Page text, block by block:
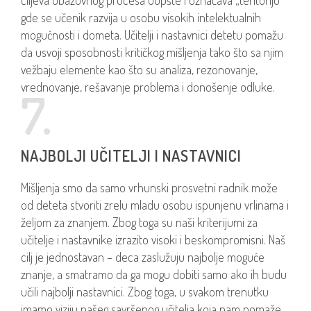
gde se učenik razvija u osobu visokih intelektualnih
mogućnosti i dometa. Učitelji i nastavnici detetu pomažu
da usvoji sposobnosti kritičkog mišljenja tako što sa njim
vežbaju elemente kao što su analiza, rezonovanje,
vrednovanje, rešavanje problema i donošenje odluke.
7.
NAJBOLJI UČITELJI I NASTAVNICI
Mišljenja smo da samo vrhunski prosvetni radnik može
od deteta stvoriti zrelu mladu osobu ispunjenu vrlinama i
željom za znanjem. Zbog toga su naši kriterijumi za
učitelje i nastavnike izrazito visoki i beskompromisni. Naš
cilj je jednostavan – deca zaslužuju najbolje moguće
znanje, a smatramo da ga mogu dobiti samo ako ih budu
učili najbolji nastavnici. Zbog toga, u svakom trenutku